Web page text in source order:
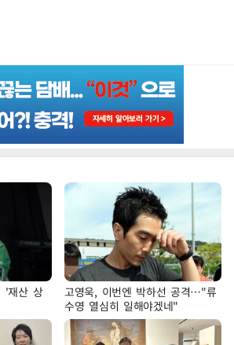
'재산 상
고영욱, 이번엔 박하선 공격…"류
수영 열심히 일해야겠네"